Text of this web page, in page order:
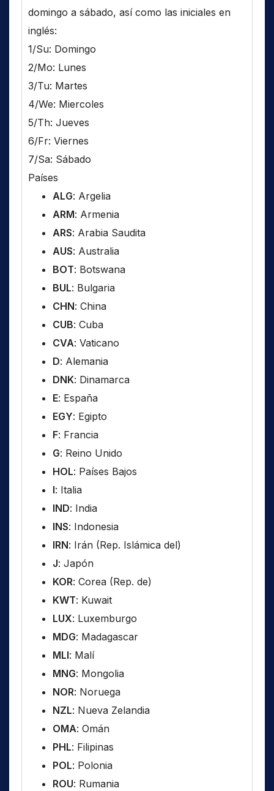
domingo a sábado, así como las iniciales en
inglés:
1/Su: Domingo
2/Mo: Lunes
3/Tu: Martes
4/We: Miercoles
5/Th: Jueves
6/Fr: Viernes
7/Sa: Sábado
Países
ALG: Argelia
ARM: Armenia
ARS: Arabia Saudita
AUS: Australia
BOT: Botswana
BUL: Bulgaria
CHN: China
CUB: Cuba
CVA: Vaticano
D: Alemania
DNK: Dinamarca
E: España
EGY: Egipto
F: Francia
G: Reino Unido
HOL: Países Bajos
I: Italia
IND: India
INS: Indonesia
IRN: Irán (Rep. Islámica del)
J: Japón
KOR: Corea (Rep. de)
KWT: Kuwait
LUX: Luxemburgo
MDG: Madagascar
MLI: Malí
MNG: Mongolia
NOR: Noruega
NZL: Nueva Zelandia
OMA: Omán
PHL: Filipinas
POL: Polonia
ROU: Rumania